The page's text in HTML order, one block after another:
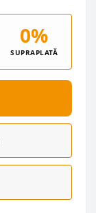
0%
SUPRAPLATĂ